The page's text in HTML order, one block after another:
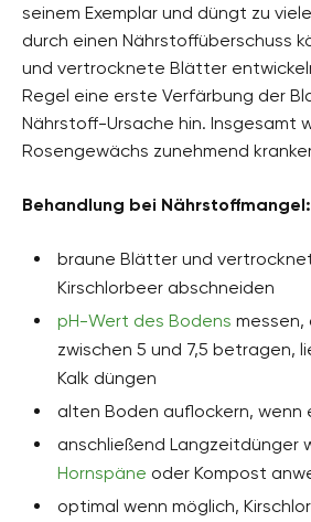
seinem Exemplar und düngt zu
durch einen Nährstoffüberschuss
und vertrocknete Blätter
Regel eine erste Verfärbung der
Nährstoff-Ursache hin. Insgesamt
Rosengewächs zunehmend
Behandlung bei Nährstoffmangel:
braune Blätter und
Kirschlorbeer abschneiden
pH-Wert des Bodens messen,
zwischen 5 und 7,5 betragen,
Kalk düngen
alten Boden auflockern, wenn
anschließend Langzeitdünger
Hornspäne oder Kompost
optimal wenn möglich,